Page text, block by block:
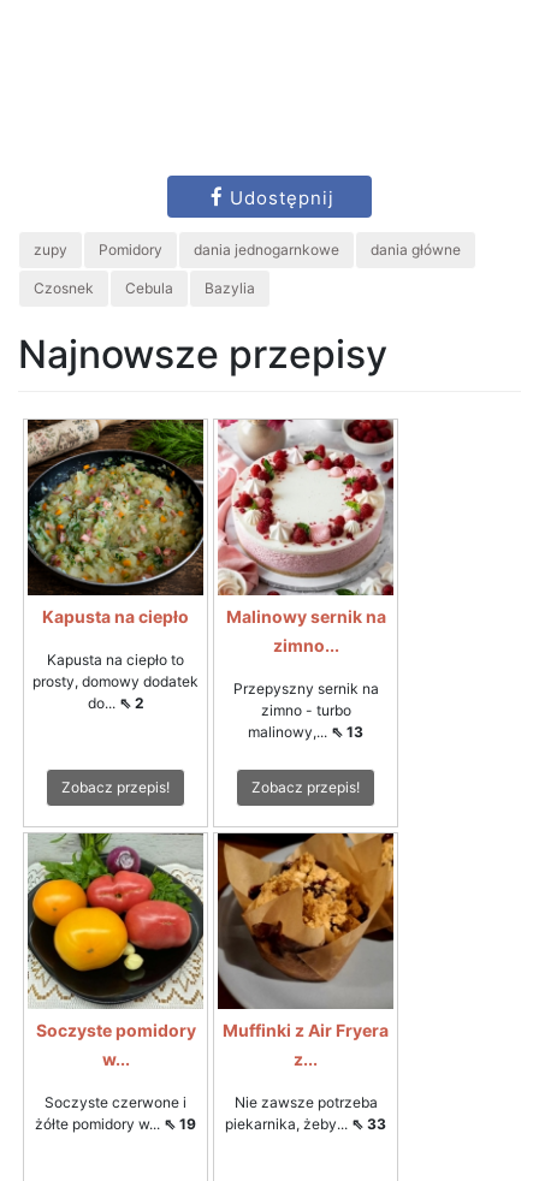
Udostępnij
zupy Pomidory dania jednogarnkowe dania główne
Czosnek Cebula Bazylia
Najnowsze przepisy
Kapusta na ciepło
Kapusta na ciepło to
prosty, domowy dodatek
do... ⇖ 2
Zobacz przepis!
Malinowy sernik na
zimno...
Przepyszny sernik na
zimno - turbo
malinowy,... ⇖ 13
Zobacz przepis!
Soczyste pomidory
w...
Soczyste czerwone i
żółte pomidory w... ⇖ 19
Muffinki z Air Fryera
z...
Nie zawsze potrzeba
piekarnika, żeby... ⇖ 33